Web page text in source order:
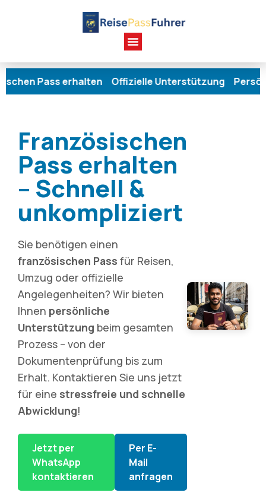
Pass erhalten Offizielle Unterstützung
Französischen
Pass erhalten
– Schnell &
unkompliziert
Sie benötigen einen
französischen Pass für Reisen,
Umzug oder offizielle
Angelegenheiten? Wir bieten
Ihnen persönliche
Unterstützung beim gesamten
Prozess – von der
Dokumentenprüfung bis zum
Erhalt. Kontaktieren Sie uns jetzt
für eine stressfreie und schnelle
Abwicklung!
Jetzt per
WhatsApp
kontaktieren
Per E-
Mail
anfragen